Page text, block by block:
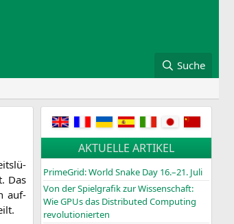
Suche
Das
auf­
AKTUELLE ARTIKEL
PrimeGrid: World Snake Day 16.–21. Juli
Von der Spielgrafik zur Wissenschaft:
Wie GPUs das Distributed Computing
revolutionierten